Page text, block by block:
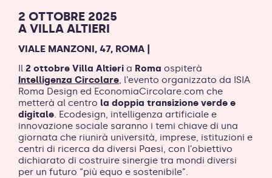
2 OTTOBRE 2025
A VILLA ALTIERI
VIALE MANZONI, 47, ROMA |
Il 2 ottobre Villa Altieri a Roma ospiterà
Intelligenza Circolare, l’evento organizzato da ISIA
Roma Design ed EconomiaCircolare.com che
metterà al centro la doppia transizione verde e
digitale. Ecodesign, intelligenza artificiale e
innovazione sociale saranno i temi chiave di una
giornata che riunirà università, imprese, istituzioni e
centri di ricerca da diversi Paesi, con l’obiettivo
dichiarato di costruire sinergie tra mondi diversi
per un futuro “più equo e sostenibile”.